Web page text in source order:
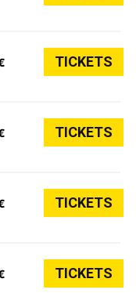
TICKETS
TICKETS
TICKETS
TICKETS